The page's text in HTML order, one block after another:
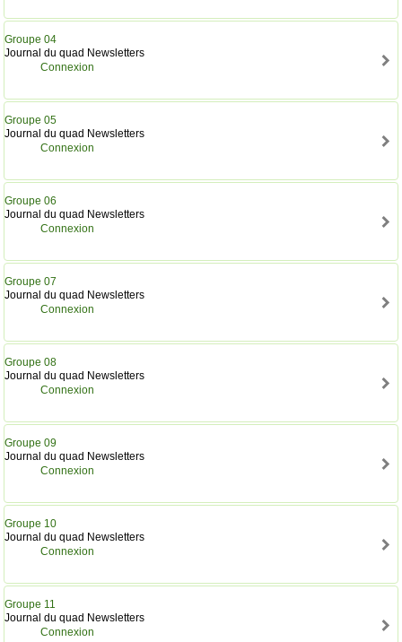
Groupe 04
Journal du quad Newsletters
Connexion
Groupe 05
Journal du quad Newsletters
Connexion
Groupe 06
Journal du quad Newsletters
Connexion
Groupe 07
Journal du quad Newsletters
Connexion
Groupe 08
Journal du quad Newsletters
Connexion
Groupe 09
Journal du quad Newsletters
Connexion
Groupe 10
Journal du quad Newsletters
Connexion
Groupe 11
Journal du quad Newsletters
Connexion